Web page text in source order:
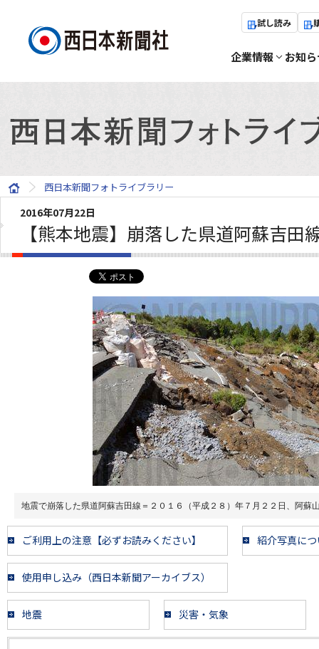
試し読み
企業情報 お知
西日本新聞フォトライブラリー
2016年07月22日
【熊本地震】崩落した県道阿蘇吉田
地震で崩落した県道阿蘇吉田線＝２０１６（平成２８）年７月２２日、阿蘇
ご利用上の注意【必ずお読みください】 紹介写真に
使用申し込み（西日本新聞アーカイブス）
地震 災害・気象